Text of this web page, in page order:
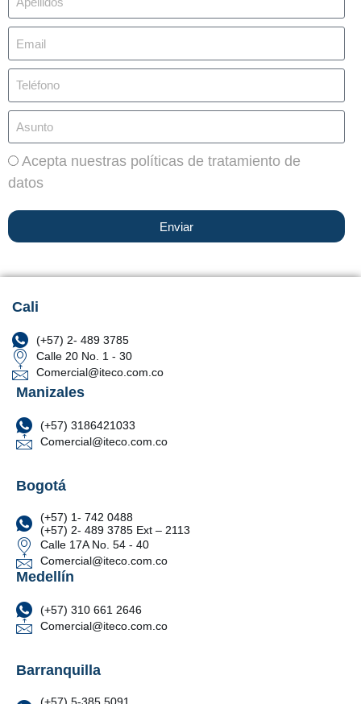
Acepta nuestras políticas de tratamiento de
datos
Enviar
Cali
(+57) 2- 489 3785
Calle 20 No. 1 - 30
Comercial@iteco.com.co
Manizales
(+57) 3186421033
Comercial@iteco.com.co
Bogotá
(+57) 1- 742 0488
(+57) 2- 489 3785 Ext – 2113
Calle 17A No. 54 - 40
Comercial@iteco.com.co
Medellín
(+57) 310 661 2646
Comercial@iteco.com.co
Barranquilla